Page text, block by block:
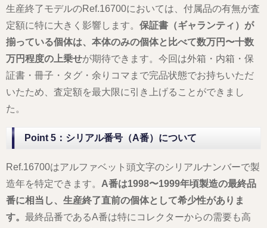
生産終了モデルのRef.16700においては、付属品の有無が査
定額に特に大きく影響します。 保証書（ギャランティ）が
揃っている個体は、本体のみの個体と比べて数万円〜十数
万円程度の上乗せが期待できます。今回は外箱・内箱・保
証書・冊子・タグ・余りコマまで完品状態でお持ちいただ
いたため、査定額を最大限に引き上げることができまし
た。
Point 5：シリアル番号（A番）について
Ref.16700はアルファベット頭文字のシリアルナンバーで製
造年を特定できます。 A番は1998〜1999年頃製造の最終品
番に相当し、生産終了直前の個体として希少性がありま
す。 最終品番であるA番は特にコレクターからの需要も高